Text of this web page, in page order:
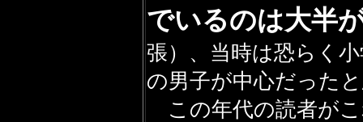
でいるのは大半
張）、当時は恐らく
の男子が中心だった
この年代の読者が